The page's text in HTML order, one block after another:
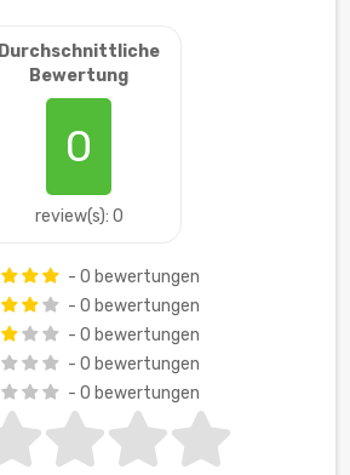
Durchschnittliche
Bewertung
0
review(s): 0
- 0 bewertungen
- 0 bewertungen
- 0 bewertungen
- 0 bewertungen
- 0 bewertungen